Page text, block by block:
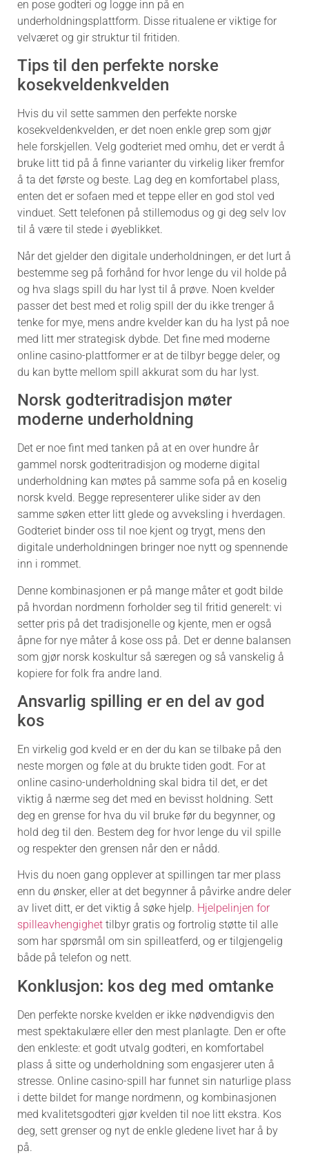
en pose godteri og logge inn på en
underholdningsplattform. Disse ritualene er viktige for
velværet og gir struktur til fritiden.
Tips til den perfekte norske
kosekveldenkvelden
Hvis du vil sette sammen den perfekte norske
kosekveldenkvelden, er det noen enkle grep som gjør
hele forskjellen. Velg godteriet med omhu, det er verdt å
bruke litt tid på å finne varianter du virkelig liker fremfor
å ta det første og beste. Lag deg en komfortabel plass,
enten det er sofaen med et teppe eller en god stol ved
vinduet. Sett telefonen på stillemodus og gi deg selv lov
til å være til stede i øyeblikket.
Når det gjelder den digitale underholdningen, er det lurt å
bestemme seg på forhånd for hvor lenge du vil holde på
og hva slags spill du har lyst til å prøve. Noen kvelder
passer det best med et rolig spill der du ikke trenger å
tenke for mye, mens andre kvelder kan du ha lyst på noe
med litt mer strategisk dybde. Det fine med moderne
online casino-plattformer er at de tilbyr begge deler, og
du kan bytte mellom spill akkurat som du har lyst.
Norsk godteritradisjon møter
moderne underholdning
Det er noe fint med tanken på at en over hundre år
gammel norsk godteritradisjon og moderne digital
underholdning kan møtes på samme sofa på en koselig
norsk kveld. Begge representerer ulike sider av den
samme søken etter litt glede og avveksling i hverdagen.
Godteriet binder oss til noe kjent og trygt, mens den
digitale underholdningen bringer noe nytt og spennende
inn i rommet.
Denne kombinasjonen er på mange måter et godt bilde
på hvordan nordmenn forholder seg til fritid generelt: vi
setter pris på det tradisjonelle og kjente, men er også
åpne for nye måter å kose oss på. Det er denne balansen
som gjør norsk koskultur så særegen og så vanskelig å
kopiere for folk fra andre land.
Ansvarlig spilling er en del av god
kos
En virkelig god kveld er en der du kan se tilbake på den
neste morgen og føle at du brukte tiden godt. For at
online casino-underholdning skal bidra til det, er det
viktig å nærme seg det med en bevisst holdning. Sett
deg en grense for hva du vil bruke før du begynner, og
hold deg til den. Bestem deg for hvor lenge du vil spille
og respekter den grensen når den er nådd.
Hvis du noen gang opplever at spillingen tar mer plass
enn du ønsker, eller at det begynner å påvirke andre deler
av livet ditt, er det viktig å søke hjelp. Hjelpelinjen for
spilleavhengighet tilbyr gratis og fortrolig støtte til alle
som har spørsmål om sin spilleatferd, og er tilgjengelig
både på telefon og nett.
Konklusjon: kos deg med omtanke
Den perfekte norske kvelden er ikke nødvendigvis den
mest spektakulære eller den mest planlagte. Den er ofte
den enkleste: et godt utvalg godteri, en komfortabel
plass å sitte og underholdning som engasjerer uten å
stresse. Online casino-spill har funnet sin naturlige plass
i dette bildet for mange nordmenn, og kombinasjonen
med kvalitetsgodteri gjør kvelden til noe litt ekstra. Kos
deg, sett grenser og nyt de enkle gledene livet har å by
på.